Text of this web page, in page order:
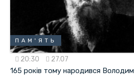
ПАМ'ЯТЬ
20:30 27.07
165 років тому народився